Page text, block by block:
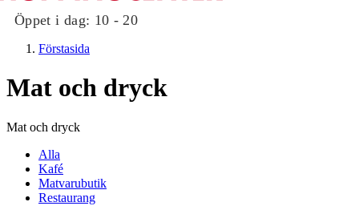
Öppet i dag: 10 - 20
Butiker
Mat och dryck
Evenemang
Förstasida
Mat och dryck
Mat och dryck
Alla
Kafé
Matvarubutik
Restaurang